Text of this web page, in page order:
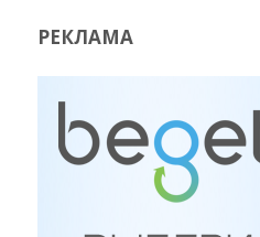
РЕКЛАМА